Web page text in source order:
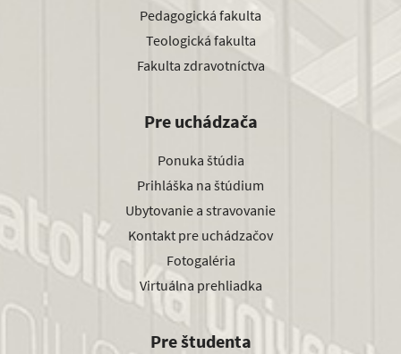
Pedagogická fakulta
Teologická fakulta
Fakulta zdravotníctva
Pre uchádzača
Ponuka štúdia
Prihláška na štúdium
Ubytovanie a stravovanie
Kontakt pre uchádzačov
Fotogaléria
Virtuálna prehliadka
Pre študenta